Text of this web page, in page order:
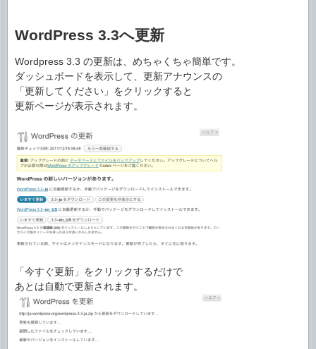
WordPress 3.3へ更新
Wordpress 3.3 の更新は、めちゃくちゃ簡単です。
ダッシュボードを表示して、更新アナウンスの
「更新してください」をクリックすると
更新ページが表示されます。
「今すぐ更新」をクリックするだけで
あとは自動で更新されます。